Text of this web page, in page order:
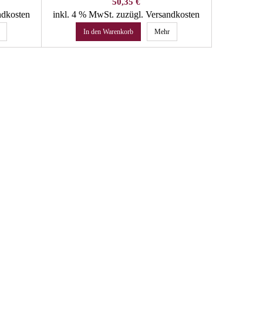
inkl. 4 % MwSt.zuzügl. Versandkosten
In den Warenkorb Mehr